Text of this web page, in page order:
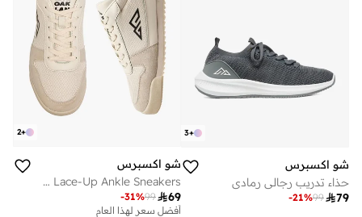
+
3
شو اكسبرس
حذاء تدريب رجالي رمادي
79
99
-21%
+
2
شو اكسبرس
Men Lace-Up Ankle Sneakers
69
99
-31%
أفضل سعر لهذا العام